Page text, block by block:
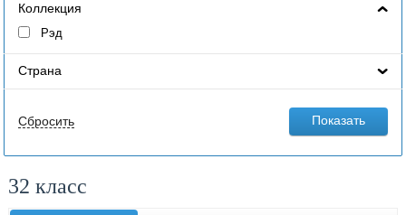
Коллекция
Рэд
Страна
32 класс